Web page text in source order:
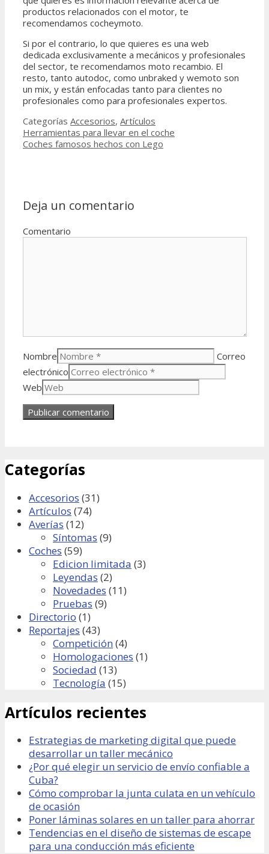
productos relacionados con el motor, te
recomendamos cocheymoto.
Si por el contrario, lo que quieres es una web
dedicada exclusivamente a mecánicos y profesionales
del sector, te recomendamos moto recambio. El
resto, tanto autodoc, como unbraked y wemoto son
un mix, y están enfocadas tanto para clientes no
profesionales como para profesionales expertos.
Categorías Accesorios, Artículos
Herramientas para llevar en el coche
Coches famosos hechos con Lego
Deja un comentario
Comentario
Nombre
Correo
electrónico
Web
Categorías
Accesorios (31)
Artículos (74)
Averías (12)
Síntomas (9)
Coches (59)
Edicion limitada (3)
Leyendas (2)
Novedades (11)
Pruebas (9)
Directorio (1)
Reportajes (43)
Competición (4)
Homologaciones (1)
Sociedad (13)
Tecnología (15)
Artículos recientes
Estrategias de marketing digital que puede
desarrollar un taller mecánico
¿Por qué elegir un servicio de envío confiable a
Cuba?
Cómo comprobar la junta culata en un vehículo
de ocasión
Poner láminas solares en un taller para ahorrar
Tendencias en el diseño de sistemas de escape
para una conducción más eficiente